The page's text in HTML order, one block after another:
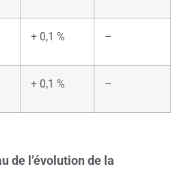
+ 0,1 % –
+ 0,1 % –
de l’évolution de la